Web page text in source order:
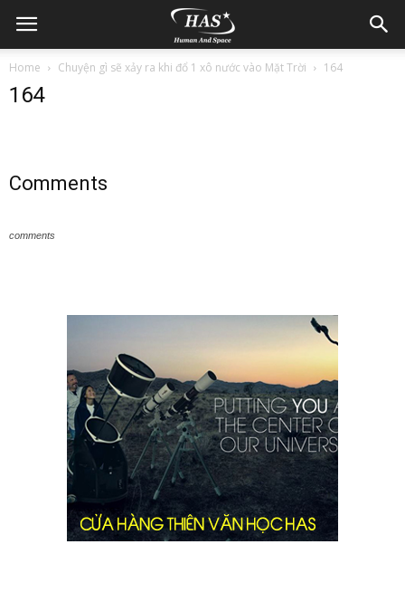
Home Chuyện gì sẽ xảy ra khi đổ 1 xô nước vào Mặt Trời 164
164
Comments
comments